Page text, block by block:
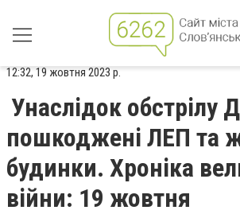
12:32, 19 жовтня 2023 р.
Унаслідок обстрілу
пошкоджені ЛЕП та
будинки. Хроніка
війни: 19 жовтня